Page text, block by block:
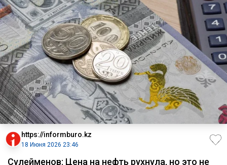
https://informburo.kz
18 Июня 2026 23:46
Сулейменов: Цена на нефть рухнула, но это не